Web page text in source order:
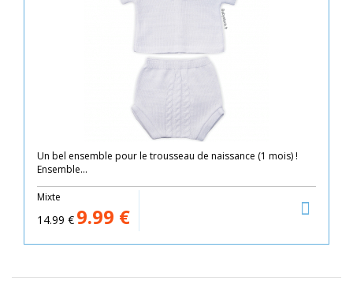
Un bel ensemble pour le trousseau de naissance (1 mois) !
Ensemble...
Mixte
14.99 € 9.99 €